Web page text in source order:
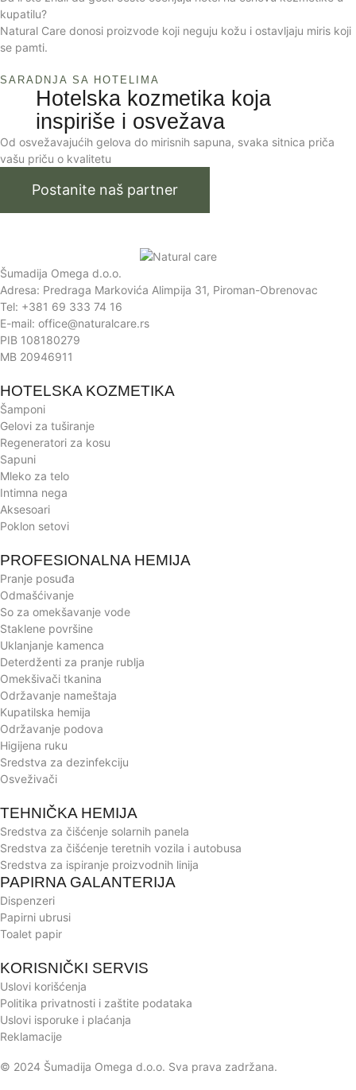
kupatilu?
Natural Care donosi proizvode koji neguju kožu i ostavljaju miris koji
se pamti.
SARADNJA SA HOTELIMA
Hotelska kozmetika koja
inspiriše i osvežava
Od osvežavajućih gelova do mirisnih sapuna, svaka sitnica priča
vašu priču o kvalitetu
Postanite naš partner
Šumadija Omega d.o.o.
Adresa: Predraga Markovića Alimpija 31, Piroman-Obrenovac
Tel: +381 69 333 74 16
E-mail: office@naturalcare.rs
PIB 108180279
MB 20946911
HOTELSKA KOZMETIKA
Šamponi
Gelovi za tuširanje
Regeneratori za kosu
Sapuni
Mleko za telo
Intimna nega
Aksesoari
Poklon setovi
PROFESIONALNA HEMIJA
Pranje posuđa
Odmašćivanje
So za omekšavanje vode
Staklene površine
Uklanjanje kamenca
Deterdženti za pranje rublja
Omekšivači tkanina
Održavanje nameštaja
Kupatilska hemija
Održavanje podova
Higijena ruku
Sredstva za dezinfekciju
Osveživači
TEHNIČKA HEMIJA
Sredstva za čišćenje solarnih panela
Sredstva za čišćenje teretnih vozila i autobusa
Sredstva za ispiranje proizvodnih linija
PAPIRNA GALANTERIJA
Dispenzeri
Papirni ubrusi
Toalet papir
KORISNIČKI SERVIS
Uslovi korišćenja
Politika privatnosti i zaštite podataka
Uslovi isporuke i plaćanja
Reklamacije
© 2024 Šumadija Omega d.o.o. Sva prava zadržana.